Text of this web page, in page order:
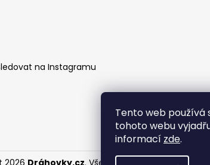
Tento web používá
tohoto webu
informací zde.
na Instagramu